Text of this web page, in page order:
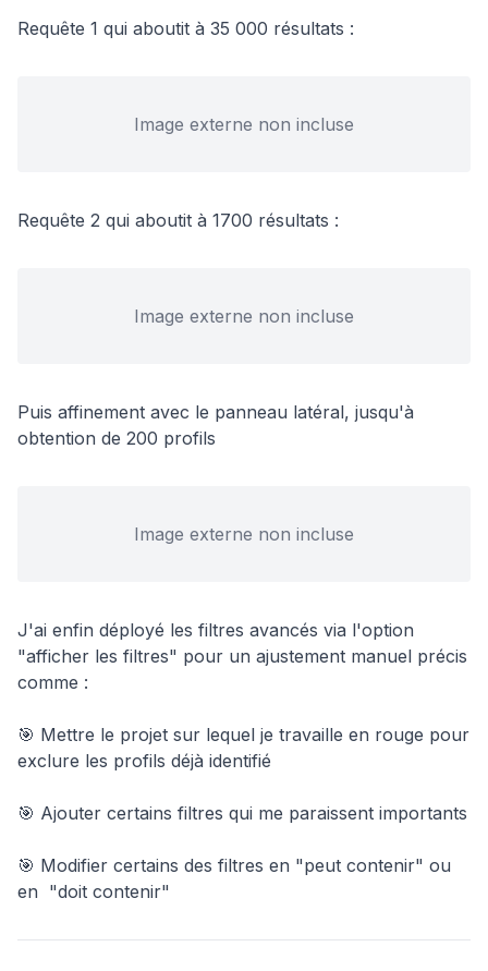
Requête 1 qui aboutit à 35 000 résultats :
Image externe non incluse
Requête 2 qui aboutit à 1700 résultats :
Image externe non incluse
Puis affinement avec le panneau latéral, jusqu'à
obtention de 200 profils
Image externe non incluse
J'ai enfin déployé les filtres avancés via l'option
"afficher les filtres" pour un ajustement manuel précis
comme :
🎯 Mettre le projet sur lequel je travaille en rouge pour
exclure les profils déjà identifié
🎯 Ajouter certains filtres qui me paraissent importants
🎯 Modifier certains des filtres en "peut contenir" ou
en "doit contenir"